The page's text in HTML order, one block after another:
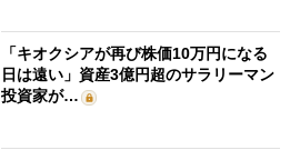
「キオクシアが再び株価10万円になる
日は遠い」資産3億円超のサラリーマン
投資家が…